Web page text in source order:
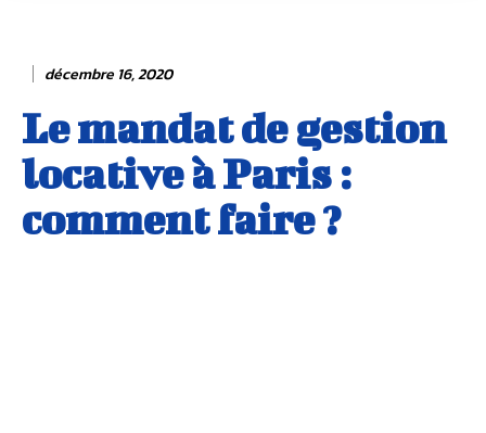
décembre 16, 2020
Le mandat de gestion
locative à Paris :
comment faire ?